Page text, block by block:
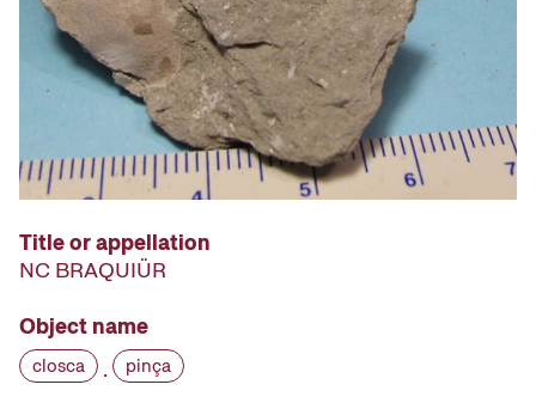
Title or appellation
NC BRAQUIÜR
Object name
closca · pinça